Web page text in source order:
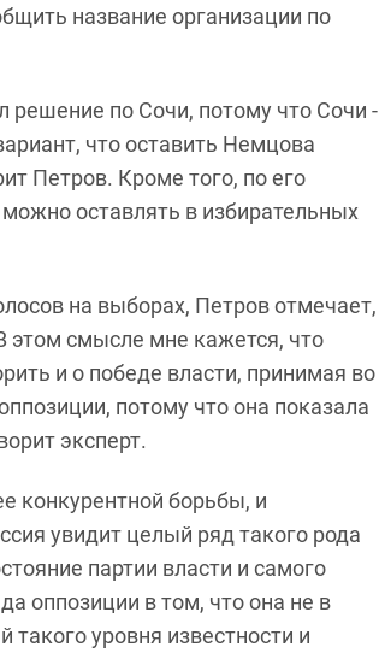
название организации по
решение по Сочи, потому что Сочи -
что оставить Немцова
Петров. Кроме того, по его
оставлять в избирательных
на выборах, Петров отмечает,
этом смысле мне кажется, что
и о победе власти, принимая во
потому что она показала
эксперт.
конкурентной борьбы, и
увидит целый ряд такого рода
партии власти и самого
оппозиции в том, что она не в
уровня известности и